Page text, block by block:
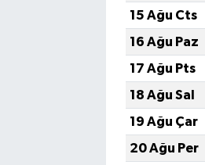
15 Ağu Cts
16 Ağu Paz
17 Ağu Pts
18 Ağu Sal
19 Ağu Çar
20 Ağu Per